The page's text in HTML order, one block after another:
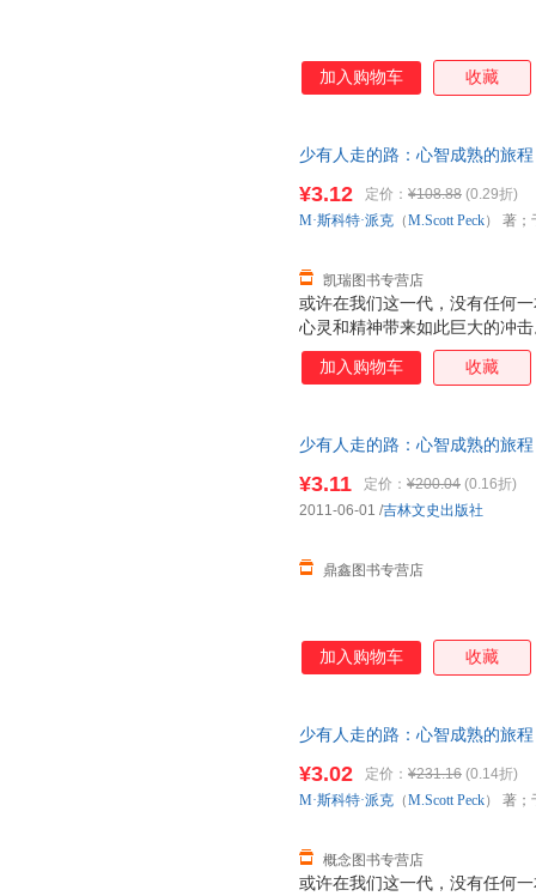
加入购物车 收藏
少有人走的路：心智成熟的旅
或许在我们这一代，没有任何
心灵和精神带来如此巨大的冲
翻译成23种以上的语言；在《
时间。这是出版史上的一大奇
新、宁静而丰富的生活；它帮
我。 正如本书开篇所言：人生
人生是一场艰辛之旅，心智成
¥3.12 定价： ¥108.88 (0.29折)
凯瑞图书专营店
M·斯科特·派克 （M.Scott Peck） 著；
加入购物车 收藏
少有人走的路：心智成熟的旅
套，电子发票。
¥3.11 定价： ¥200.04 (0.16折)
鼎鑫图书专营店
2011-06-01 /吉林文史出版社
加入购物车 收藏
少有人走的路：心智成熟的旅
或许在我们这一代，没有任何
¥3.02 定价： ¥231.16 (0.14折)
概念图书专营店
M·斯科特·派克 （M.Scott Peck） 著；